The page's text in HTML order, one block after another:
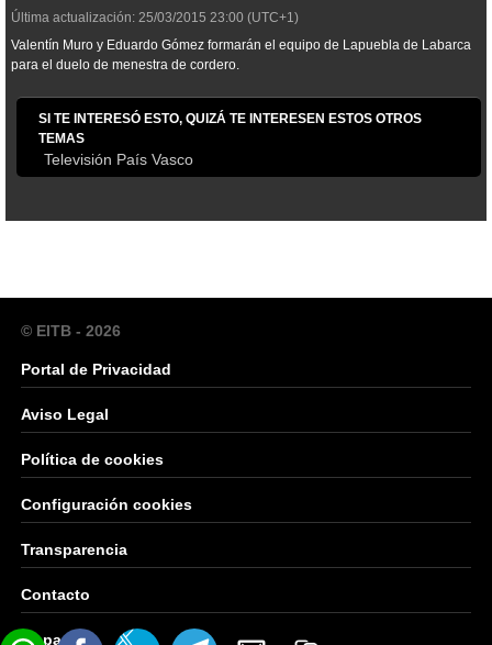
Última actualización: 25/03/2015 23:00 (UTC+1)
Valentín Muro y Eduardo Gómez formarán el equipo de Lapuebla de Labarca
para el duelo de menestra de cordero.
SI TE INTERESÓ ESTO, QUIZÁ TE INTERESEN ESTOS OTROS
TEMAS
Televisión País Vasco
© EITB - 2026
Portal de Privacidad
Aviso Legal
Política de cookies
Configuración cookies
Transparencia
Contacto
Mapa Web